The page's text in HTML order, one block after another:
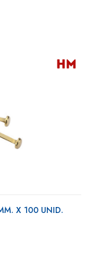
X 100 UNID.